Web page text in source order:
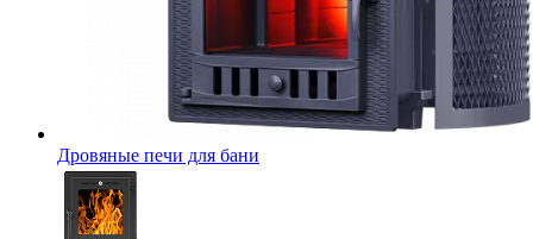
Дровяные печи для бани